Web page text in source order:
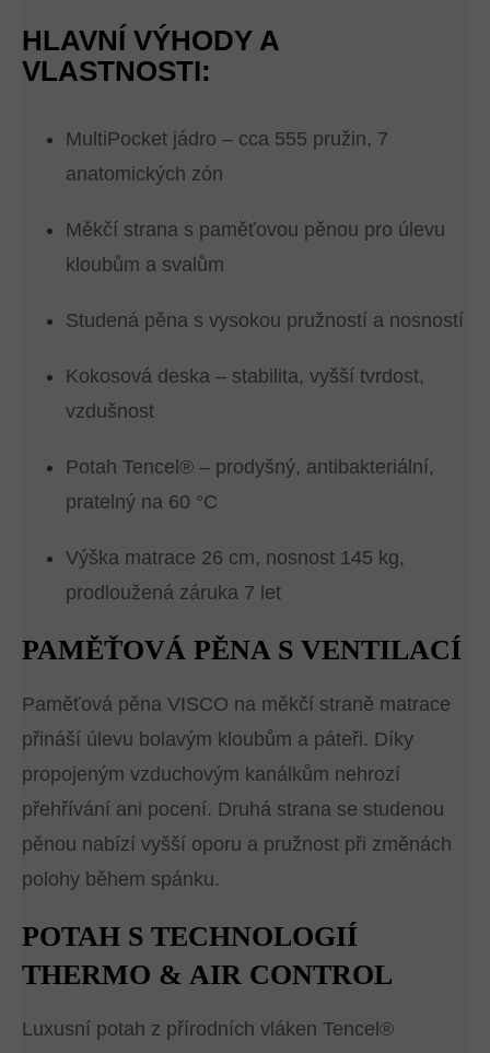
HLAVNÍ VÝHODY A
VLASTNOSTI:
MultiPocket jádro – cca 555 pružin, 7
anatomických zón
Měkčí strana s paměťovou pěnou pro úlevu
kloubům a svalům
Studená pěna s vysokou pružností a nosností
Kokosová deska – stabilita, vyšší tvrdost,
vzdušnost
Potah Tencel® – prodyšný, antibakteriální,
pratelný na 60 °C
Výška matrace 26 cm, nosnost 145 kg,
prodloužená záruka 7 let
PAMĚŤOVÁ PĚNA S VENTILACÍ
Paměťová pěna VISCO na měkčí straně matrace
přináší úlevu bolavým kloubům a páteři. Díky
propojeným vzduchovým kanálkům nehrozí
přehřívání ani pocení. Druhá strana se studenou
pěnou nabízí vyšší oporu a pružnost při změnách
polohy během spánku.
POTAH S TECHNOLOGIÍ
THERMO & AIR CONTROL
Luxusní potah z přírodních vláken Tencel®